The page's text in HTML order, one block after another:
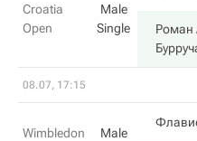
Croatia
Open
Male
Single
Роман
08.07, 17:15
Wimbledon
Male